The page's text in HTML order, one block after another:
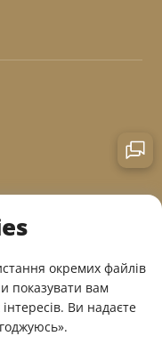
окремих файлів
показувати вам
Ви надаєте